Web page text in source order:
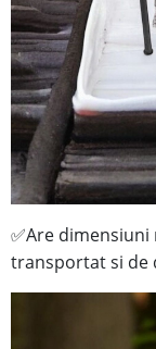
✅Are dimensiuni
transportat si de